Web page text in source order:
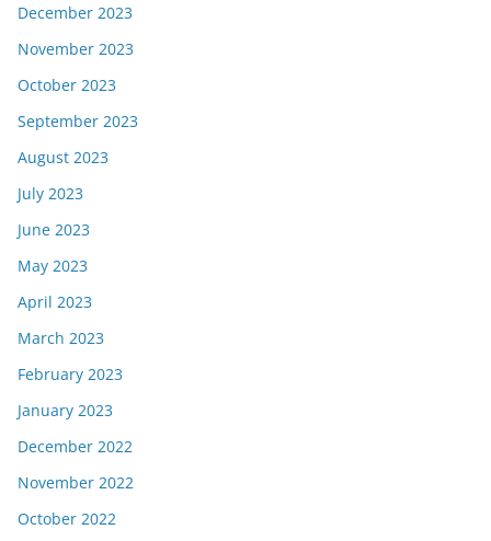
December 2023
November 2023
October 2023
September 2023
August 2023
July 2023
June 2023
May 2023
April 2023
March 2023
February 2023
January 2023
December 2022
November 2022
October 2022